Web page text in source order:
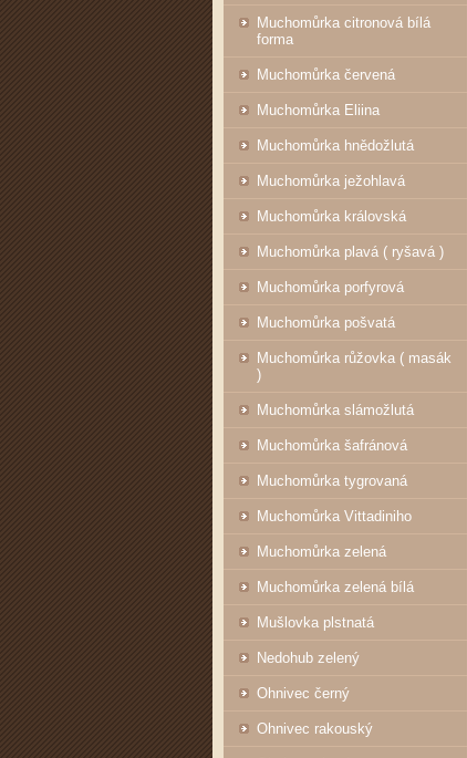
Muchomůrka citronová bílá
forma
Muchomůrka červená
Muchomůrka Eliina
Muchomůrka hnědožlutá
Muchomůrka ježohlavá
Muchomůrka královská
Muchomůrka plavá ( ryšavá )
Muchomůrka porfyrová
Muchomůrka pošvatá
Muchomůrka růžovka ( masák
)
Muchomůrka slámožlutá
Muchomůrka šafránová
Muchomůrka tygrovaná
Muchomůrka Vittadiniho
Muchomůrka zelená
Muchomůrka zelená bílá
Mušlovka plstnatá
Nedohub zelený
Ohnivec černý
Ohnivec rakouský